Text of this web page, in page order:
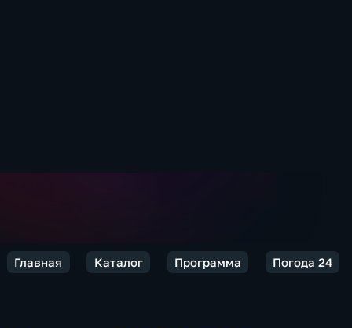
Главная Каталог Программа Погода 24